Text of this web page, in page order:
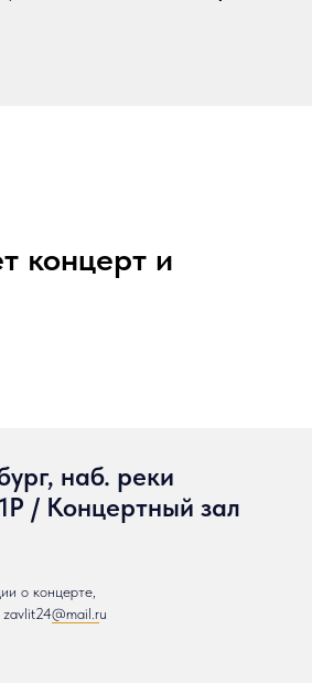
концерт и
наб. реки
/ Концертный зал
о концерте,
zavlit24@mail.ru